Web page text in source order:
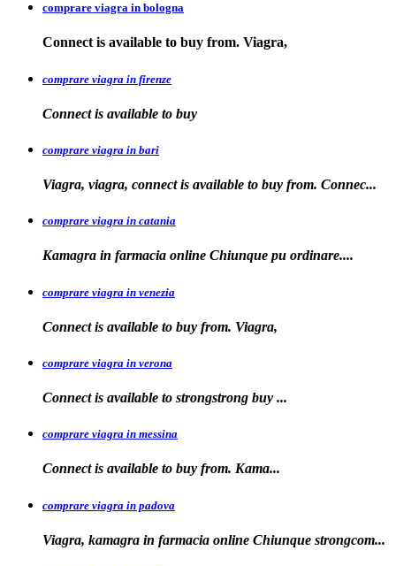
comprare viagra in bologna
Connect is available to buy from. Viagra,
comprare viagra in firenze
Connect is available to buy
comprare viagra in bari
Viagra, viagra, connect is available to buy from. Connec...
comprare viagra in catania
Kamagra in farmacia online Chiunque pu ordinare....
comprare viagra in venezia
Connect is available to buy from. Viagra,
comprare viagra in verona
Connect is available to strongstrong buy ...
comprare viagra in messina
Connect is available to buy from. Kama...
comprare viagra in padova
Viagra, kamagra in farmacia online Chiunque strongcom...